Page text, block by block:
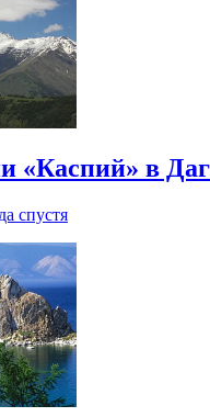
«Каспий» в
спустя